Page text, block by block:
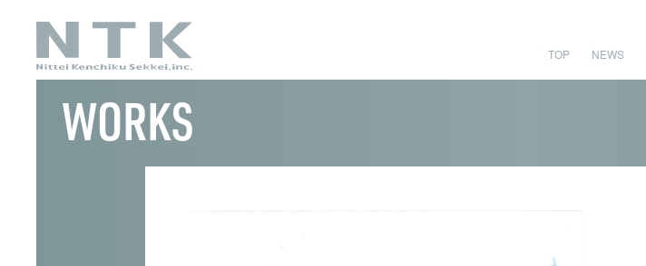
TOP NEWS
WORKS